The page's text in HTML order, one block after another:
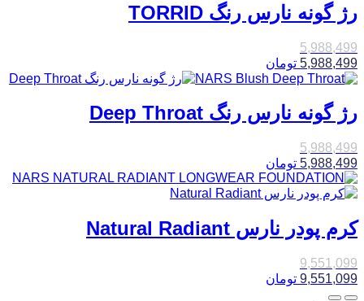
رژ گونه نارس رنگ TORRID
5,988,499
5,988,499 تومان
رژ گونه نارس رنگ Deep Throat
5,988,499
5,988,499 تومان
کرم پودر نارس Natural Radiant
9,551,099
9,551,099 تومان